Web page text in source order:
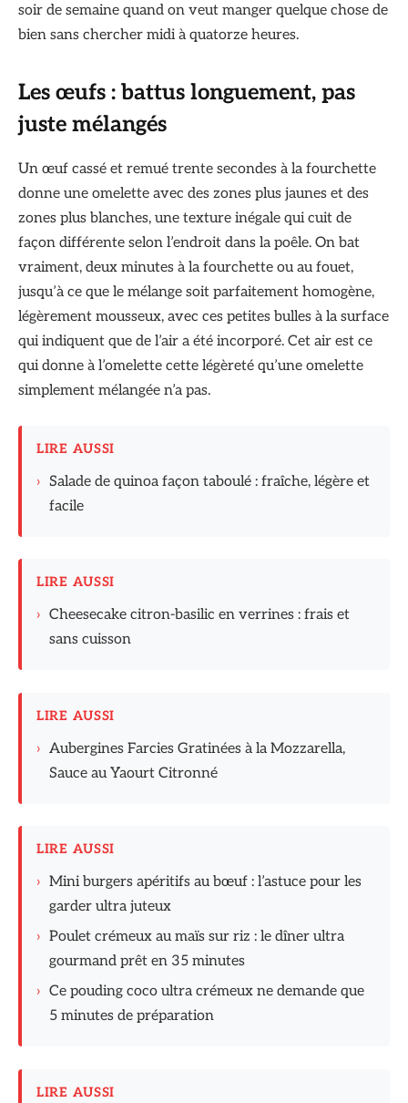
soir de semaine quand on veut manger quelque chose de
bien sans chercher midi à quatorze heures.
Les œufs : battus longuement, pas
juste mélangés
Un œuf cassé et remué trente secondes à la fourchette
donne une omelette avec des zones plus jaunes et des
zones plus blanches, une texture inégale qui cuit de
façon différente selon l’endroit dans la poêle. On bat
vraiment, deux minutes à la fourchette ou au fouet,
jusqu’à ce que le mélange soit parfaitement homogène,
légèrement mousseux, avec ces petites bulles à la surface
qui indiquent que de l’air a été incorporé. Cet air est ce
qui donne à l’omelette cette légèreté qu’une omelette
simplement mélangée n’a pas.
LIRE AUSSI
› Salade de quinoa façon taboulé : fraîche, légère et
facile
LIRE AUSSI
› Cheesecake citron-basilic en verrines : frais et
sans cuisson
LIRE AUSSI
› Aubergines Farcies Gratinées à la Mozzarella,
Sauce au Yaourt Citronné
LIRE AUSSI
› Mini burgers apéritifs au bœuf : l’astuce pour les
garder ultra juteux
› Poulet crémeux au maïs sur riz : le dîner ultra
gourmand prêt en 35 minutes
› Ce pouding coco ultra crémeux ne demande que
5 minutes de préparation
LIRE AUSSI